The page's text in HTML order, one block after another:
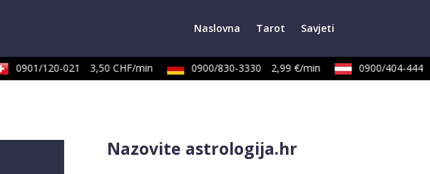
Naslovna Tarot Savjeti
0901/120-021 3,50 CHF/min 0900/830-3330 2,99 €/min 0900/404-444
Nazovite astrologija.hr
Tarot savjetnik je slobodan